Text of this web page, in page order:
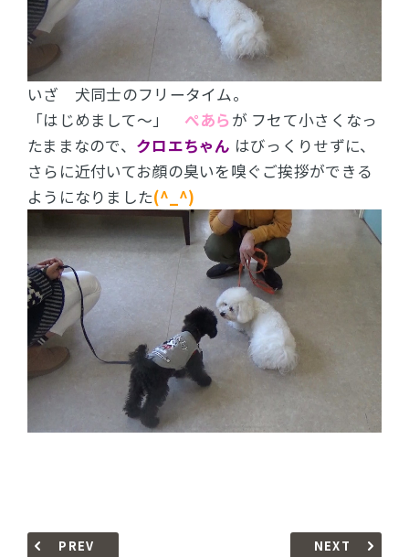
いざ 犬同士のフリータイム。
「はじめまして～」 ぺあらが フセて小さくなっ
たままなので、 クロエちゃん はびっくりせずに、
さらに近付いてお顔の臭いを嗅ぐご挨拶ができる
ようになりました(^_^)
PREV NEXT